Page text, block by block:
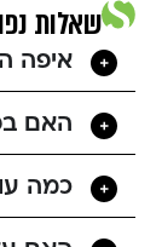
שאלות
איפה
האם
כמה